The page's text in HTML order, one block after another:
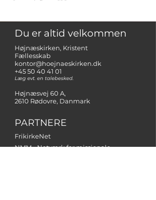
Du er altid velkommen
Højnæskirken, Kristent
Fællesskab
kontor@hoejnaeskirken.dk
+45 50 40 41 01
Læg evt. en talebesked.
Højnæsvej 60 A,
2610 Rødovre, Danmark
PARTNERE
FrikirkeNet
NMM - Netværk for missionale